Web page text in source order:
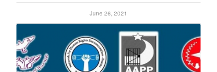
June 26, 2021